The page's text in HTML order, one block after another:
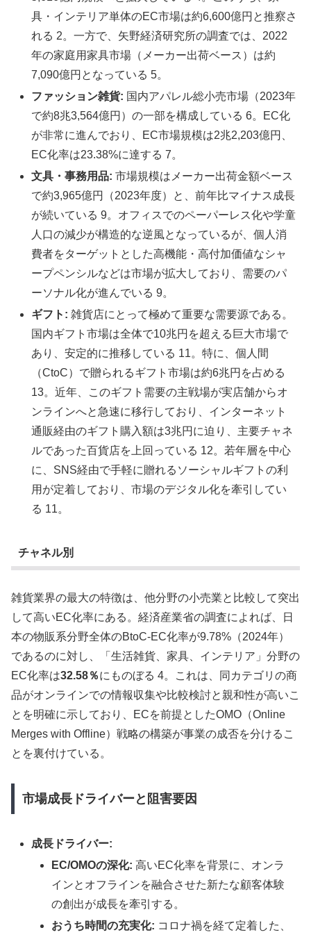
具・インテリア単体のEC市場は約6,600億円と推察さ
れる 2。一方で、矢野経済研究所の調査では、2022
年の家庭用家具市場（メーカー出荷ベース）は約
7,090億円となっている 5。
ファッション雑貨: 国内アパレル総小売市場（2023年
で約8兆3,564億円）の一部を構成している 6。EC化
が非常に進んでおり、EC市場規模は2兆2,203億円、
EC化率は23.38%に達する 7。
文具・事務用品: 市場規模はメーカー出荷金額ベース
で約3,965億円（2023年度）と、前年比マイナス成長
が続いている 9。オフィスでのペーパーレス化や学童
人口の減少が構造的な逆風となっているが、個人消
費者をターゲットとした高機能・高付加価値なシャ
ープペンシルなどは市場が拡大しており、需要のパ
ーソナル化が進んでいる 9。
ギフト: 雑貨店にとって極めて重要な需要源である。
国内ギフト市場は全体で10兆円を超える巨大市場で
あり、安定的に推移している 11。特に、個人間
（CtoC）で贈られるギフト市場は約6兆円を占める
13。近年、このギフト需要の主戦場が実店舗からオ
ンラインへと急速に移行しており、インターネット
通販経由のギフト購入額は3兆円に迫り、主要チャネ
ルであった百貨店を上回っている 12。若年層を中心
に、SNS経由で手軽に贈れるソーシャルギフトの利
用が定着しており、市場のデジタル化を牽引してい
る 11。
チャネル別
雑貨業界の最大の特徴は、他分野の小売業と比較して突出
して高いEC化率にある。経済産業省の調査によれば、日
本の物販系分野全体のBtoC-EC化率が9.78%（2024年）
であるのに対し、「生活雑貨、家具、インテリア」分野の
EC化率は32.58％にものぼる 4。これは、同カテゴリの商
品がオンラインでの情報収集や比較検討と親和性が高いこ
とを明確に示しており、ECを前提としたOMO（Online
Merges with Offline）戦略の構築が事業の成否を分けるこ
とを裏付けている。
市場成長ドライバーと阻害要因
成長ドライバー:
EC/OMOの深化: 高いEC化率を背景に、オンラ
インとオフラインを融合させた新たな顧客体験
の創出が成長を牽引する。
おうち時間の充実化: コロナ禍を経て定着した、